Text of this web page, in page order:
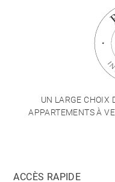
UN LARGE CHOIX
APPARTEMENTS À
ACCÈS RAPIDE